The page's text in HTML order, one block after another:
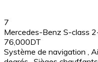
7
Mercedes-Benz S-class
76,000DT
Système de navigation